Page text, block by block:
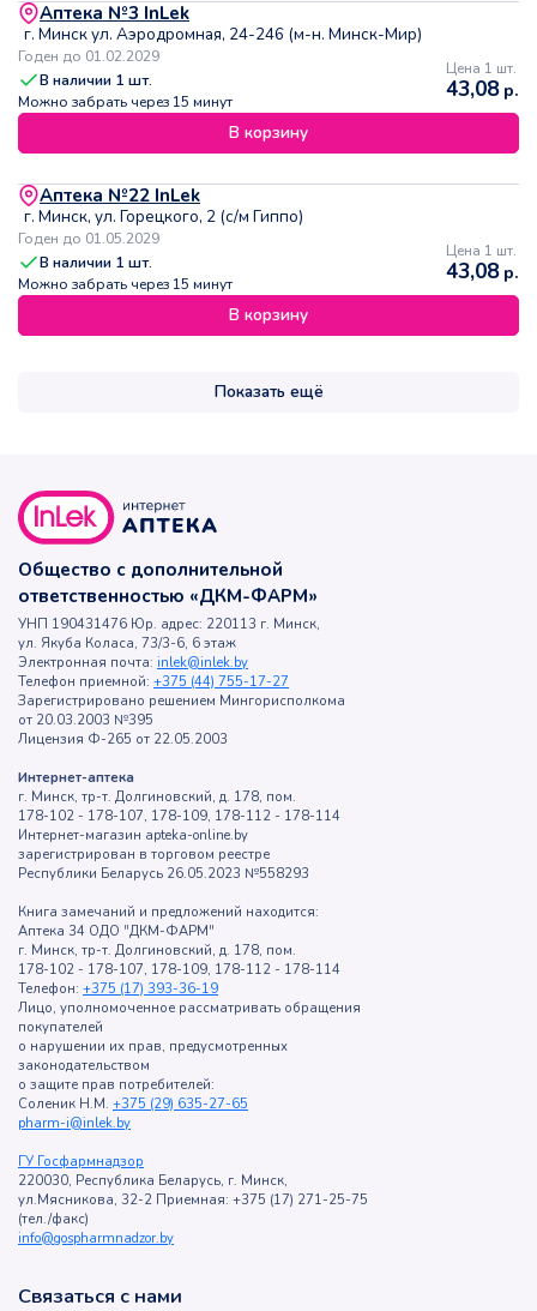
Аптека №3 InLek
г. Минск ул. Аэродромная, 24-246 (м-н. Минск-Мир)
Годен до 01.02.2029
В наличии 1 шт.
Можно забрать через 15 минут
Цена 1 шт.
43,08р.
В корзину
Аптека №22 InLek
г. Минск, ул. Горецкого, 2 (с/м Гиппо)
Годен до 01.05.2029
В наличии 1 шт.
Можно забрать через 15 минут
Цена 1 шт.
43,08р.
В корзину
Показать ещё
Общество с дополнительной
ответственностью «ДКМ-ФАРМ»
УНП 190431476 Юр. адрес: 220113 г. Минск,
ул. Якуба Коласа, 73/3-6, 6 этаж
Электронная почта: inlek@inlek.by
Телефон приемной: +375 (44) 755-17-27
Зарегистрировано решением Мингорисполкома
от 20.03.2003 №395
Лицензия Ф-265 от 22.05.2003
Интернет-аптека
г. Минск, тр-т. Долгиновский, д. 178, пом.
178-102 - 178-107, 178-109, 178-112 - 178-114
Интернет-магазин apteka-online.by
зарегистрирован в торговом реестре
Республики Беларусь 26.05.2023 №558293
Книга замечаний и предложений находится:
Аптека 34 ОДО "ДКМ-ФАРМ"
г. Минск, тр-т. Долгиновский, д. 178, пом.
178-102 - 178-107, 178-109, 178-112 - 178-114
Телефон: +375 (17) 393-36-19
Лицо, уполномоченное рассматривать обращения
покупателей
о нарушении их прав, предусмотренных
законодательством
о защите прав потребителей:
Соленик Н.М. +375 (29) 635-27-65
pharm-i@inlek.by
ГУ Госфармнадзор
220030, Республика Беларусь, г. Минск,
ул.Мясникова, 32-2 Приемная: +375 (17) 271-25-75
(тел./факс)
info@gospharmnadzor.by
Связаться с нами